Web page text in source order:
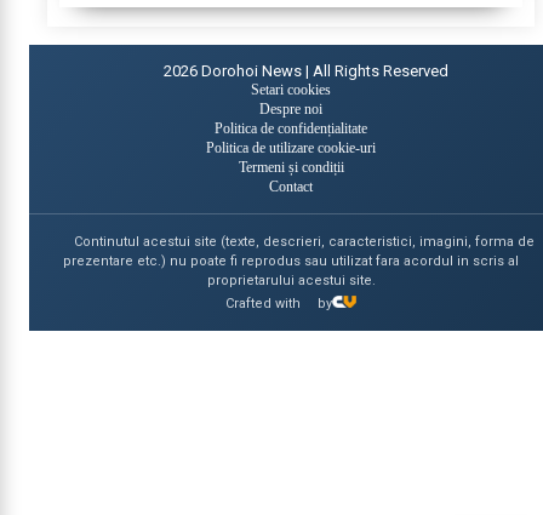
2026 Dorohoi News | All Rights Reserved
Setari cookies
Despre noi
Politica de confidențialitate
Politica de utilizare cookie-uri
Termeni și condiții
Contact
Continutul acestui site (texte, descrieri, caracteristici, imagini, forma de
prezentare etc.) nu poate fi reprodus sau utilizat fara acordul in scris al
proprietarului acestui site.
Crafted with
by